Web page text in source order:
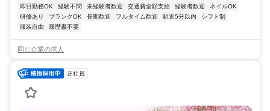
即日勤務OK
経験不問 未経験者歓迎 交通費全額支給 経験者歓迎
ネイルOK
研修あり
ブランクOK 長期歓迎 フルタイム歓迎 駅近5分以内
シフト制
服装自由
履歴書不要
同じ企業の求人
正社員